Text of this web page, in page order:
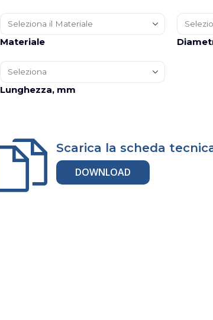
Materiale
Lunghezza, mm
Scarica la scheda
DOWNLOAD